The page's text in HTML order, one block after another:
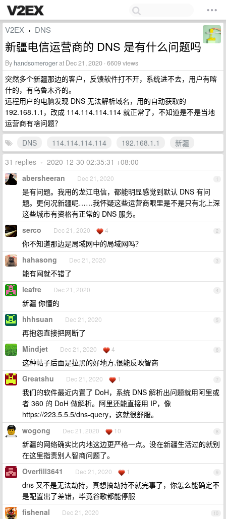
V2EX › DNS
新疆电信运营商的 DNS 是有什么问题吗
By handsomerogerat Dec 21, 2020 · 6609 views
突然多个新疆那边的客户，反馈软件打不开，系统进不去，用户有喀
什的，有乌鲁木齐的。
远程用户的电脑发现 DNS 无法解析域名，用的自动获取的
192.168.1.1，改成 114.114.114.114 就正常了，不知道是不是当地
运营商有啥问题？
DNS
114.114.114.114 192.168.1.1
新疆
31 replies • 2020-12-30 02:35:31 +08:00
1
abersheeran Dec 21, 2020
是有问题。我用的龙江电信，都能明显感觉到默认 DNS 有问
题。更何况新疆呢……我怀疑这些运营商眼里是不是只有北上深
这些城市有资格有正常的 DNS 服务。
2
serco Dec 21, 2020 4
你不知道那边是局域网中的局域网吗？
3
hahasong Dec 21, 2020
能有网就不错了
4
leafre Dec 21, 2020
新疆 你懂的
5
hhhsuan Dec 21, 2020
再抱怨直接把网断了
6
Mindjet Dec 21, 2020 4
这种帖子后面是拉黑的好地方,很能反映智商
7
Greatshu Dec 21, 2020 1
我们的软件最近内置了 DoH，系统 DNS 解析出问题就用阿里或
者 360 的 DoH 做解析。阿里还能直接用 IP，像
https://223.5.5.5/dns-query，这就很舒服。
8
wogong Dec 21, 2020 10
新疆的网络确实比内地这边更严格一点。没在新疆生活过的就别
在这里指责别人智商问题了。
9
Overfill3641 Dec 21, 2020 1
dns 又不是无法劫持，真想搞劫持不就完事了，你怎么能确定不
是配置出了差错，毕竟谷歌都能停服
10
fishenal Dec 21, 2020